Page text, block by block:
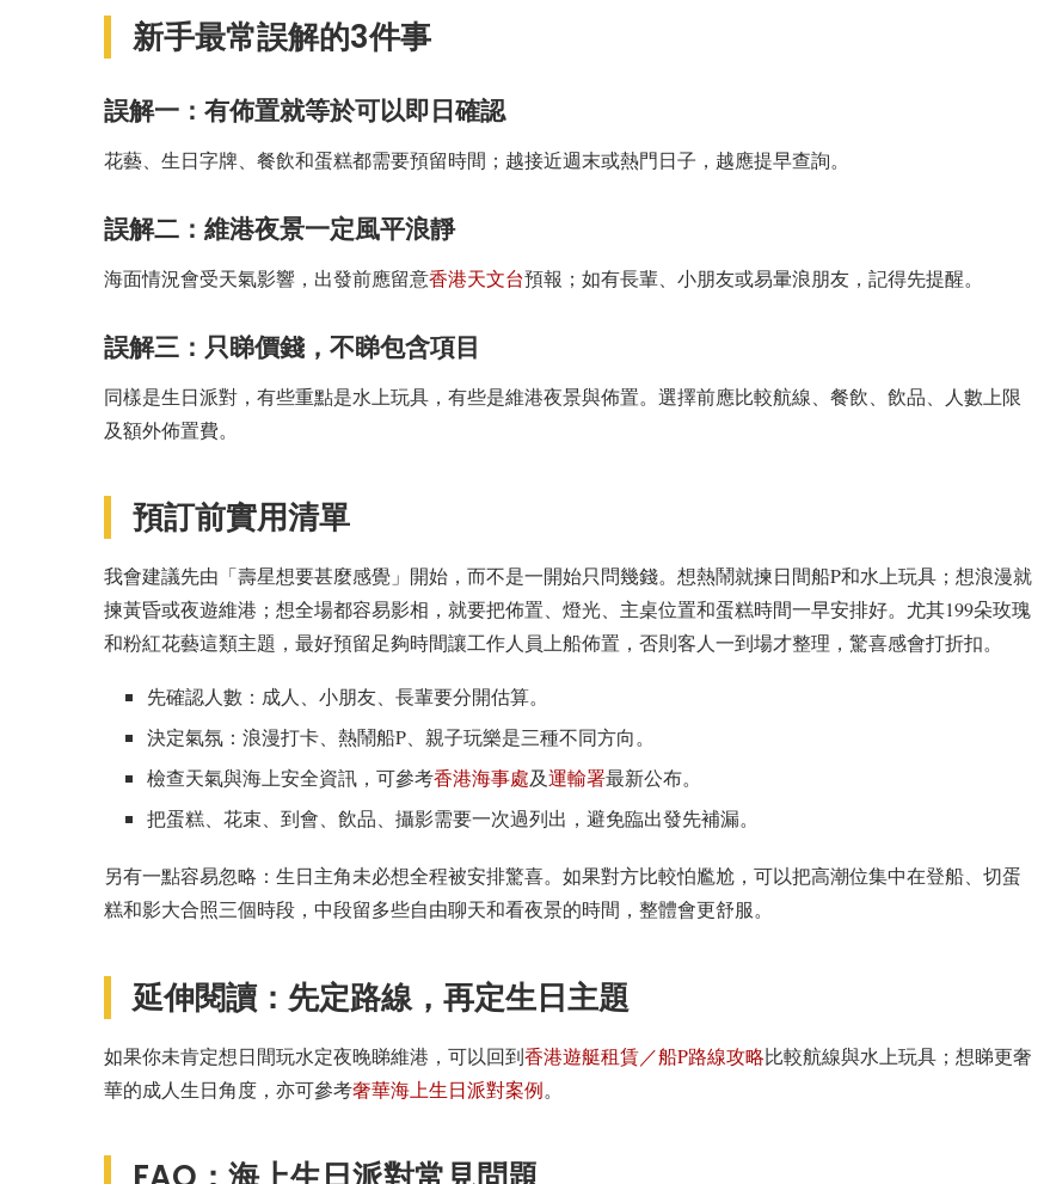
新手最常誤解的3件事
誤解一：有佈置就等於可以即日確認
花藝、生日字牌、餐飲和蛋糕都需要預留時間；越接近週末或熱門日子，越應提早查詢。
誤解二：維港夜景一定風平浪靜
海面情況會受天氣影響，出發前應留意香港天文台預報；如有長輩、小朋友或易暈浪朋友，記得先提醒。
誤解三：只睇價錢，不睇包含項目
同樣是生日派對，有些重點是水上玩具，有些是維港夜景與佈置。選擇前應比較航線、餐飲、飲品、人數上限
及額外佈置費。
預訂前實用清單
我會建議先由「壽星想要甚麼感覺」開始，而不是一開始只問幾錢。想熱鬧就揀日間船P和水上玩具；想浪漫就
揀黃昏或夜遊維港；想全場都容易影相，就要把佈置、燈光、主桌位置和蛋糕時間一早安排好。尤其199朵玫瑰
和粉紅花藝這類主題，最好預留足夠時間讓工作人員上船佈置，否則客人一到場才整理，驚喜感會打折扣。
先確認人數：成人、小朋友、長輩要分開估算。
決定氣氛：浪漫打卡、熱鬧船P、親子玩樂是三種不同方向。
檢查天氣與海上安全資訊，可參考香港海事處及運輸署最新公布。
把蛋糕、花束、到會、飲品、攝影需要一次過列出，避免臨出發先補漏。
另有一點容易忽略：生日主角未必想全程被安排驚喜。如果對方比較怕尷尬，可以把高潮位集中在登船、切蛋
糕和影大合照三個時段，中段留多些自由聊天和看夜景的時間，整體會更舒服。
延伸閱讀：先定路線，再定生日主題
如果你未肯定想日間玩水定夜晚睇維港，可以回到香港遊艇租賃／船P路線攻略比較航線與水上玩具；想睇更奢
華的成人生日角度，亦可參考奢華海上生日派對案例。